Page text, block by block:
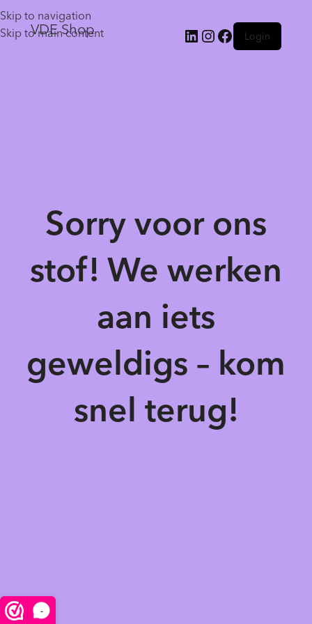
-
Skip to navigation
Skip to main content
VDE Shop Login
Sorry voor ons
stof! We werken
aan iets
geweldigs – kom
snel terug!